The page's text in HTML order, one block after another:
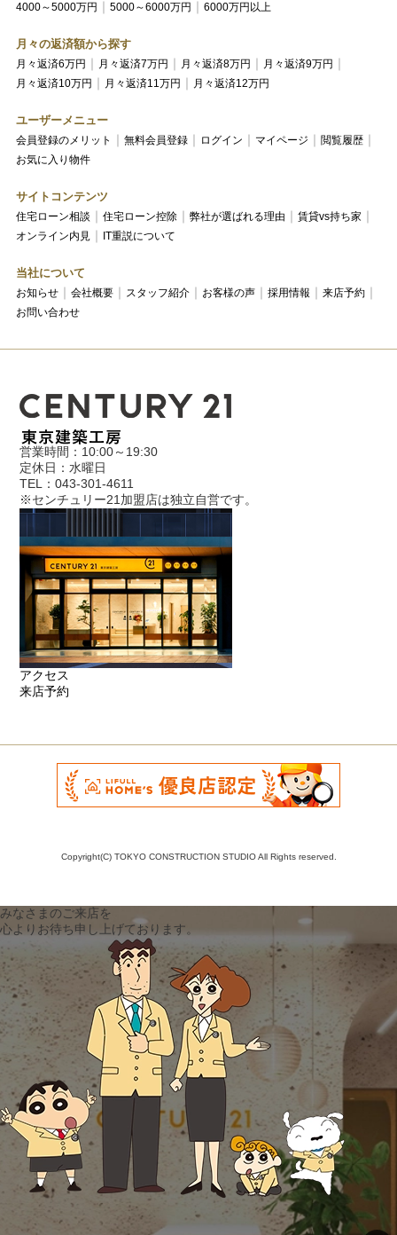
4000～5000万円
5000～6000万円 6000万円以上
月々の返済額から探す
月々返済6万円 月々返済7万円 月々返済8万円
月々返済9万円
月々返済10万円
月々返済11万円 月々返済12万円
ユーザーメニュー
会員登録のメリット 無料会員登録 ログイン マイページ
閲覧履歴
お気に入り物件
サイトコンテンツ
住宅ローン相談 住宅ローン控除 弊社が選ばれる理由
賃貸vs持ち家
オンライン内見
IT重説について
当社について
お知らせ 会社概要 スタッフ紹介 お客様の声 採用情報
来店予約
お問い合わせ
営業時間：10:00～19:30
定休日：水曜日
TEL：043-301-4611
※センチュリー21加盟店は独立自営です。
アクセス
来店予約
Copyright(C) TOKYO CONSTRUCTION STUDIO All Rights reserved.
みなさまのご来店を
心よりお待ち申し上げております。